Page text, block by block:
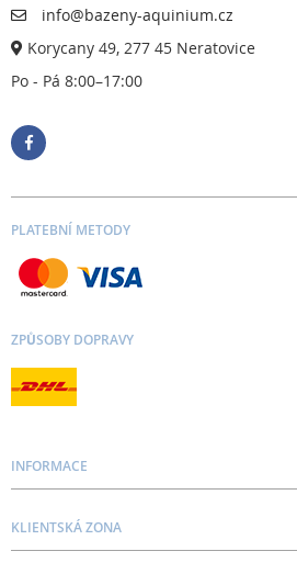
info@bazeny-aquinium.cz
Korycany 49, 277 45 Neratovice
Po - Pá 8:00–17:00
PLATEBNÍ METODY
ZPŮSOBY DOPRAVY
INFORMACE
Kontakt
KLIENTSKÁ ZONA